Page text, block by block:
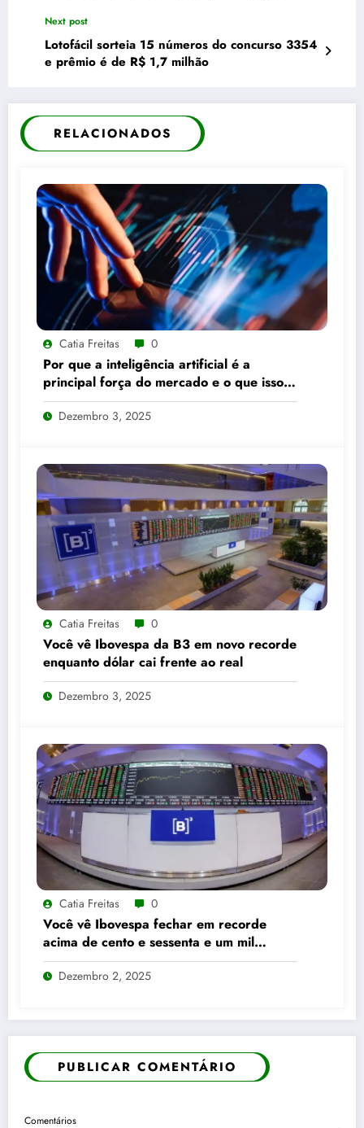
Next post
Lotofácil sorteia 15 números do concurso 3354
e prêmio é de R$ 1,7 milhão
RELACIONADOS
Catia Freitas 0
Por que a inteligência artificial é a
principal força do mercado e o que isso
significa para seus investimentos
Dezembro 3, 2025
Catia Freitas 0
Você vê Ibovespa da B3 em novo recorde
enquanto dólar cai frente ao real
Dezembro 3, 2025
Catia Freitas 0
Você vê Ibovespa fechar em recorde
acima de cento e sessenta e um mil
pontos enquanto dólar recua para cinco
reais e trinta e três centavos
Dezembro 2, 2025
PUBLICAR COMENTÁRIO
Comentários